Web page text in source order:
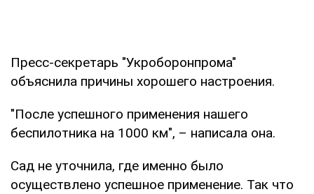
Пресс-секретарь "Укроборонпрома"
объяснила причины хорошего настроения.
"После успешного применения нашего
беспилотника на 1000 км", – написала она.
Сад не уточнила, где именно было
осуществлено успешное применение. Так что